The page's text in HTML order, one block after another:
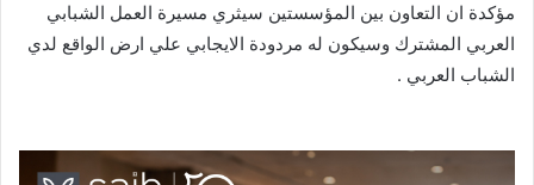
مؤكدة ان التعاون بين المؤسستين سيثري مسيرة العمل الشبابي
العربي المشترك وسيكون له مردودة الايجابي علي ارض الواقع لدي
الشباب العربي .